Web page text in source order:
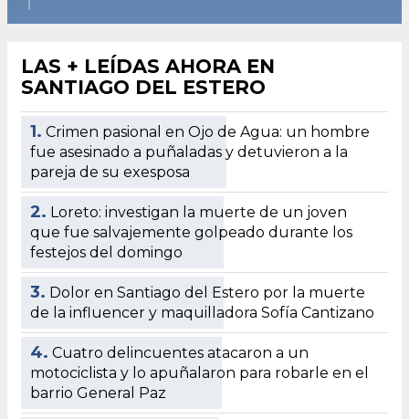
LAS + LEÍDAS AHORA EN
SANTIAGO DEL ESTERO
1. Crimen pasional en Ojo de Agua: un hombre
fue asesinado a puñaladas y detuvieron a la
pareja de su exesposa
2. Loreto: investigan la muerte de un joven
que fue salvajemente golpeado durante los
festejos del domingo
3. Dolor en Santiago del Estero por la muerte
de la influencer y maquilladora Sofía Cantizano
4. Cuatro delincuentes atacaron a un
motociclista y lo apuñalaron para robarle en el
barrio General Paz